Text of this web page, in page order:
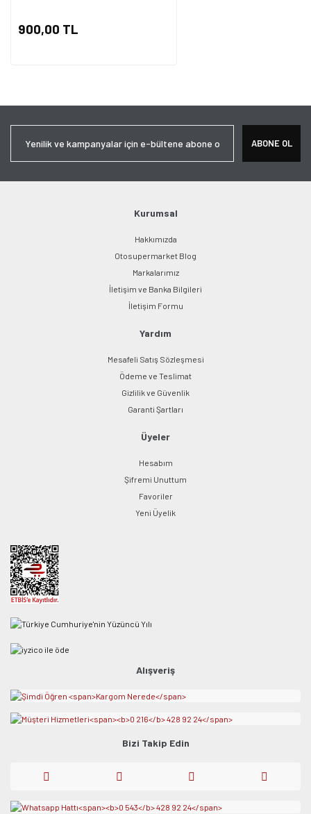
900,00 TL
ABONE OL
Kurumsal
Hakkımızda
Otosupermarket Blog
Markalarımız
İletişim ve Banka Bilgileri
İletişim Formu
Yardım
Mesafeli Satış Sözleşmesi
Ödeme ve Teslimat
Gizlilik ve Güvenlik
Garanti Şartları
Üyeler
Hesabım
Şifremi Unuttum
Favoriler
Yeni Üyelik
Alışveriş
Bizi Takip Edin